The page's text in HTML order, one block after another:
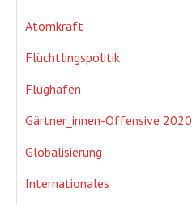
Atomkraft
Flüchtlingspolitik
Flughafen
Gärtner_innen-Offensive 2020
Globalisierung
Internationales